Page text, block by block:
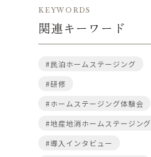
KEYWORDS
関連キーワード
#民泊ホームステージング
#研修
#ホームステージング体験会
#地産地消ホームステージング
#導入インタビュー